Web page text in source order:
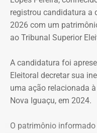
que eu entrei no MLB
mesmo é um teto, um
valer um direito
A Central de
(CMPRJ) emitiu nota de
que as famílias lutam
organização e
“Sabemos que a
registrou candidatura a
2026 com um
ao Tribunal Superior
A candidatura foi
Eleitoral decretar sua
uma ação relacionada
Nova Iguaçu, em 2024.
O patrimônio